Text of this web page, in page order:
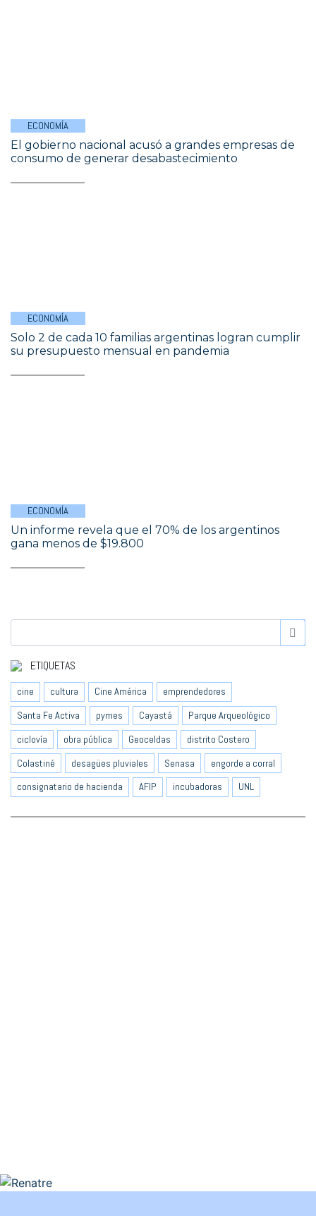
ECONOMÍA
El gobierno nacional acusó a grandes empresas de
consumo de generar desabastecimiento
ECONOMÍA
Solo 2 de cada 10 familias argentinas logran cumplir
su presupuesto mensual en pandemia
ECONOMÍA
Un informe revela que el 70% de los argentinos
gana menos de $19.800
ETIQUETAS
cine cultura Cine América
emprendedores
Santa Fe Activa
pymes Cayastá
Parque Arqueológico
ciclovía
obra pública Geoceldas
distrito Costero
Colastiné
desagües pluviales Senasa
engorde a corral
consignatario de hacienda
AFIP incubadoras UNL